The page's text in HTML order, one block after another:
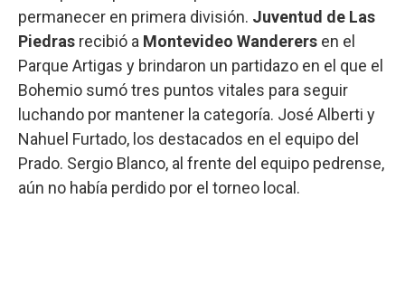
permanecer en primera división. Juventud de Las
Piedras recibió a Montevideo Wanderers en el
Parque Artigas y brindaron un partidazo en el que el
Bohemio sumó tres puntos vitales para seguir
luchando por mantener la categoría. José Alberti y
Nahuel Furtado, los destacados en el equipo del
Prado. Sergio Blanco, al frente del equipo pedrense,
aún no había perdido por el torneo local.